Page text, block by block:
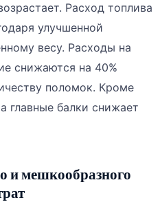
Расход топлива
улучшенной
весу. Расходы на
снижаются на 40%
поломок. Кроме
главные балки снижает
и мешкообразного